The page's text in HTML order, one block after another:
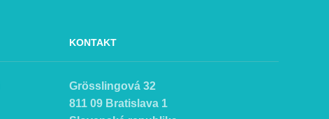
KONTAKT
Grösslingová 32
811 09 Bratislava 1